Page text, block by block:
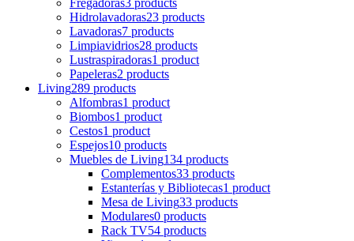
Hidrolavadoras23 products
Lavadoras7 products
Limpiavidrios28 products
Lustraspiradoras1 product
Papeleras2 products
Living289 products
Alfombras1 product
Biombos1 product
Cestos1 product
Espejos10 products
Muebles de Living134 products
Complementos33 products
Estanterías y Bibliotecas1 product
Mesa de Living33 products
Modulares0 products
Rack TV54 products